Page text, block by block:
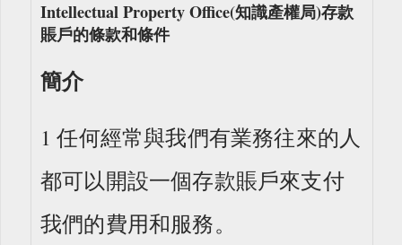
Intellectual Property Office(知識產權局)存款
賬戶的條款和條件
簡介
1 任何經常與我們有業務往來的人
都可以開設一個存款賬戶來支付
我們的費用和服務。